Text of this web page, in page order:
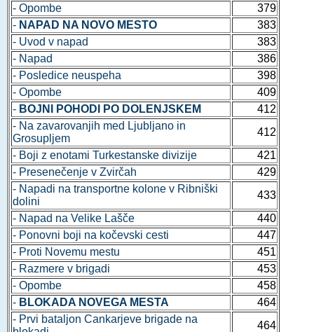
- Opombe
379
- NAPAD NA NOVO MESTO
383
- Uvod v napad
383
- Napad
386
- Posledice neuspeha
398
- Opombe
409
- BOJNI POHODI PO DOLENJSKEM
412
- Na zavarovanjih med Ljubljano in
Grosupljem
412
- Boji z enotami Turkestanske divizije
421
- Presenečenje v Zvirčah
429
- Napadi na transportne kolone v Ribniški
dolini
433
- Napad na Velike Lašče
440
- Ponovni boji na kočevski cesti
447
- Proti Novemu mestu
451
- Razmere v brigadi
453
- Opombe
458
- BLOKADA NOVEGA MESTA
464
- Prvi bataljon Cankarjeve brigade na
464